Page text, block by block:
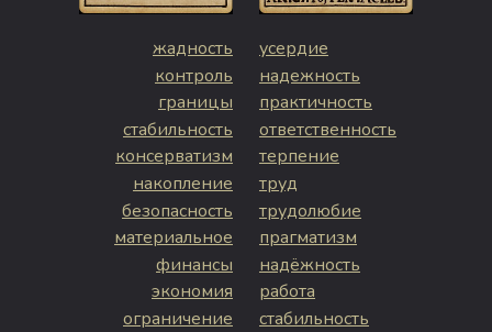
жадность
контроль
границы
стабильность
консерватизм
накопление
безопасность
материальное
финансы
экономия
ограничение
усердие
надежность
практичность
ответственность
терпение
труд
трудолюбие
прагматизм
надёжность
работа
стабильность